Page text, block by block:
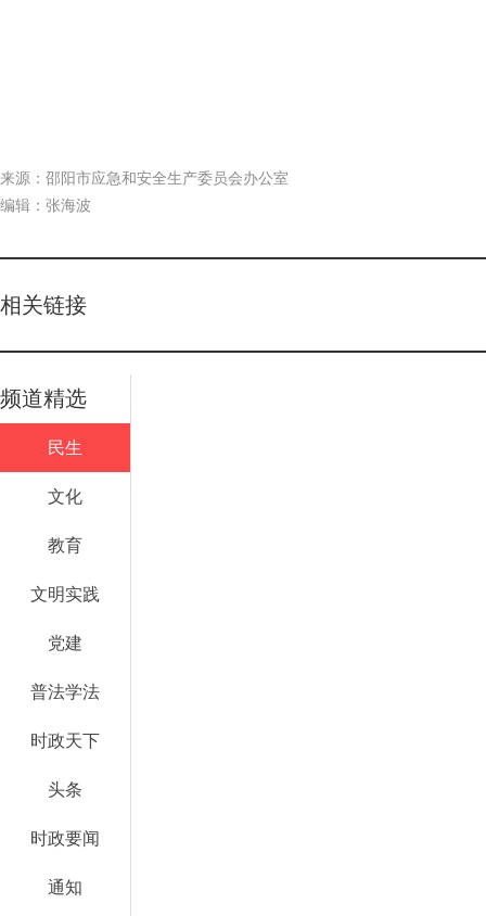
来源：邵阳市应急和安全生产委员会办公室
编辑：张海波
相关链接
频道精选
民生
文化
教育
文明实践
党建
普法学法
时政天下
头条
时政要闻
通知